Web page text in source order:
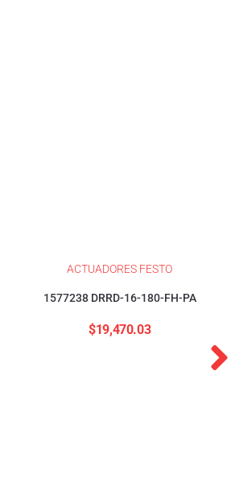
ACTUADORES FESTO
1577238 DRRD-16-180-FH-PA
$19,470.03